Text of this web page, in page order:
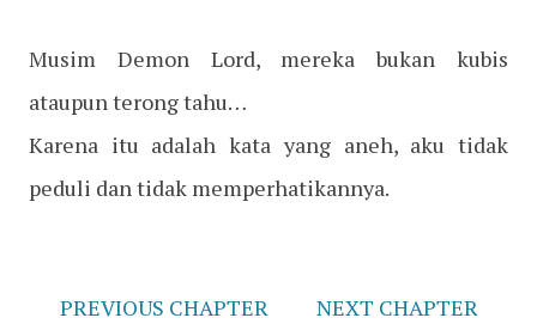
Musim Demon Lord, mereka bukan kubis
ataupun terong tahu…
Karena itu adalah kata yang aneh, aku tidak
peduli dan tidak memperhatikannya.
PREVIOUS CHAPTER NEXT CHAPTER